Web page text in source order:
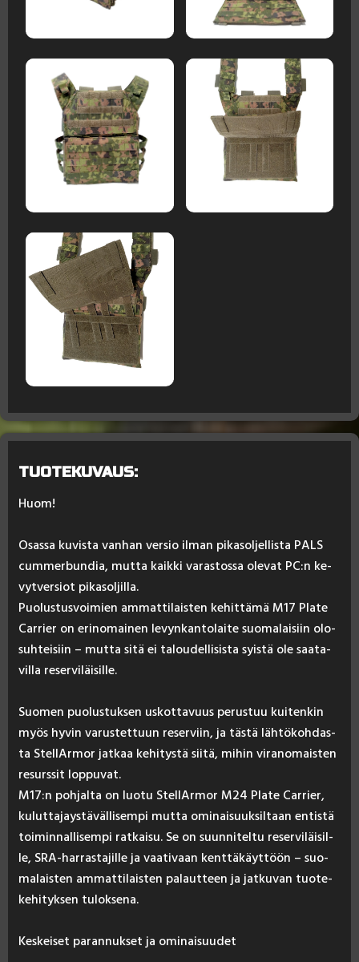
TUOTEKUVAUS:
Huom!
Osas­sa ku­vis­ta van­han ver­sio il­man pi­ka­sol­jel­lis­ta PALS
cum­mer­bun­dia, mut­ta kaik­ki va­ras­tos­sa ole­vat PC:n ke­
vyt­ver­siot pi­ka­sol­jil­la.
Puo­lus­tus­voi­mien am­mat­ti­lais­ten ke­hit­tä­mä M17 Pla­te
Car­rier on eri­no­mai­nen le­vyn­kan­to­lai­te suo­ma­lai­siin olo­
suh­tei­siin – mut­ta si­tä ei ta­lou­del­li­sis­ta syis­tä ole saa­ta­
vil­la re­ser­vi­läi­sil­le.
Suo­men puo­lus­tuk­sen us­kot­ta­vuus pe­rus­tuu kui­ten­kin
myös hy­vin va­rus­tet­tuun re­ser­viin, ja täs­tä läh­tö­koh­das­
ta Stel­lAr­mor jat­kaa ke­hi­tys­tä sii­tä, mi­hin vi­ra­no­mais­ten
re­surs­sit lop­pu­vat.
M17:n poh­jal­ta on luo­tu Stel­lAr­mor M24 Pla­te Car­rier,
ku­lut­ta­jays­tä­väl­li­sem­pi mut­ta omi­nai­suuk­sil­taan en­tis­tä
toi­min­nal­li­sem­pi rat­kai­su. Se on suun­ni­tel­tu re­ser­vi­läi­sil­
le, SRA-har­ras­ta­jil­le ja vaa­ti­vaan kent­tä­käyt­töön – suo­
ma­lais­ten am­mat­ti­lais­ten pa­laut­teen ja jat­ku­van tuo­te­
ke­hi­tyk­sen tu­lok­se­na.
Kes­kei­set pa­ran­nuk­set ja omi­nai­suu­det